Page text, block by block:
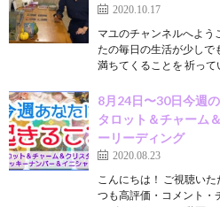
2020.10.17
マユのチャンネルへよう
たの毎日の生活が少しで
満ちてくることを 祈っ
8月24日〜30日今週
タロット＆チャーム
ーリーディング
2020.08.23
こんにちは！ ご視聴い
つも高評価・コメント・